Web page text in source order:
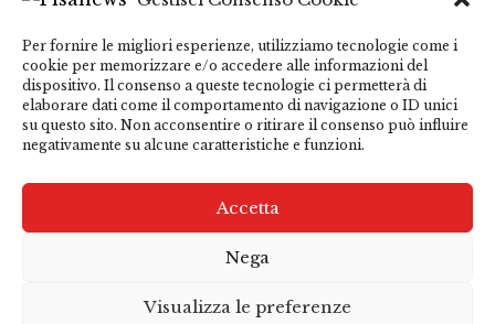
Per fornire le migliori esperienze, utilizziamo tecnologie come i
cookie per memorizzare e/o accedere alle informazioni del
dispositivo. Il consenso a queste tecnologie ci permetterà di
elaborare dati come il comportamento di navigazione o ID unici
su questo sito. Non acconsentire o ritirare il consenso può influire
negativamente su alcune caratteristiche e funzioni.
Accetta
Nega
Visualizza le preferenze
responsabile è Antonio Tognoli.
con sede legale in Via del Nazareno 6, 00187 Roma.
Partita IVA e Codice Fiscale: 15271091009
Per comunicazioni con la redazione:
redazione@pisanews.net Per comunicazioni
pubblicitarie: marketing@tgitalinternational.it
responsabilità per i contenuti di siti esterni
è invitato a consultare le informative sulla
collegati.